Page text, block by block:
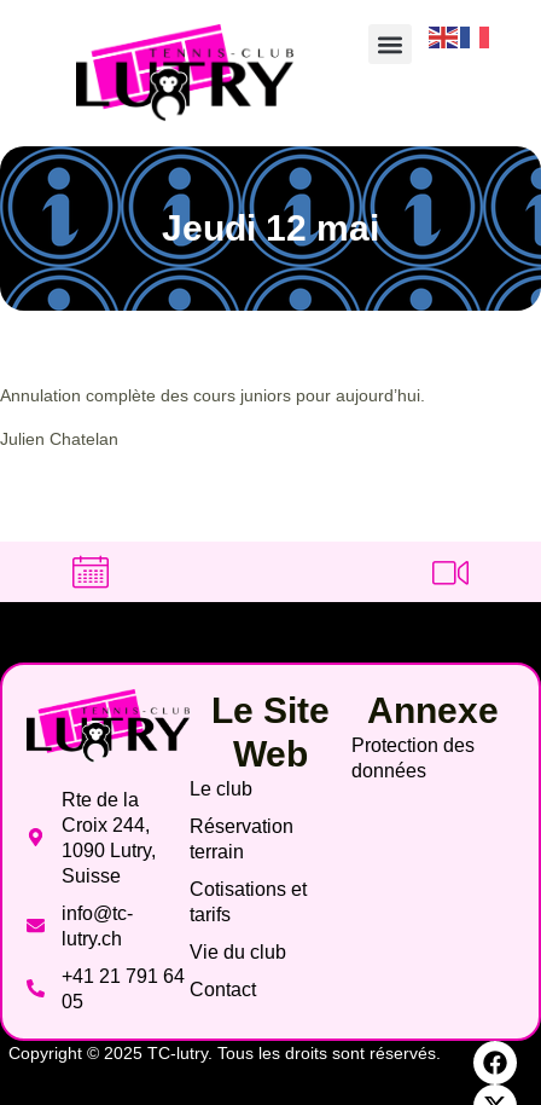
Jeudi 12 mai
Annulation complète des cours juniors pour aujourd’hui.
Julien Chatelan
Rte de la
Croix 244,
1090 Lutry,
Suisse
info@tc-
lutry.ch
+41 21 791 64
05
Le Site
Web
Le club
Réservation
terrain
Cotisations et
tarifs
Vie du club
Contact
Annexe
Protection des
données
Copyright © 2025 TC-lutry. Tous les droits sont réservés.